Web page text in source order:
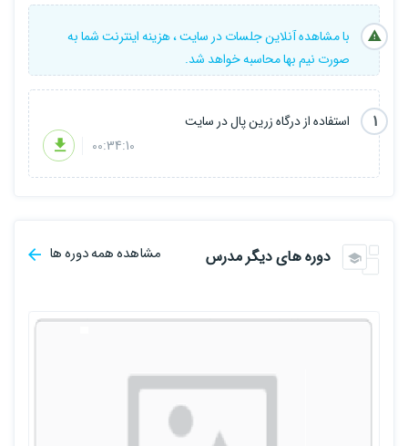
با مشاهده آنلاین جلسات در سایت ، هزینه اینترنت شما به
صورت نیم بها محاسبه خواهد شد.
1
استفاده از درگاه زرین پال در سایت
00:34:10
دوره های دیگر مدرس مشاهده همه دوره ها